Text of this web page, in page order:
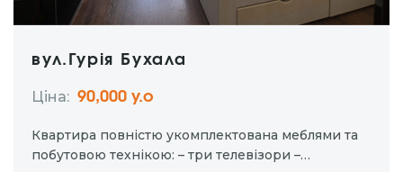
вул.Гурія Бухала
Ціна: 90,000 у.о
Квартира повністю укомплектована меблями та
побутовою технікою: – три телевізори –